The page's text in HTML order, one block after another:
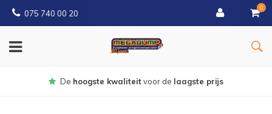
075 740 00 20
0
Gratisbezorgd vanaf € 150